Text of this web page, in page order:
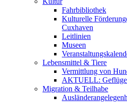
Fahrbibliothek
Kulturelle
Cuxhaven
Leitlinien
Museen
Lebensmittel & Tiere
Vermittlung von
AKTUELL:
Migration & Teilhabe